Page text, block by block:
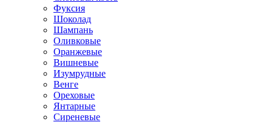
Фуксия
Шоколад
Шампань
Оливковые
Оранжевые
Вишневые
Изумрудные
Венге
Ореховые
Янтарные
Сиреневые